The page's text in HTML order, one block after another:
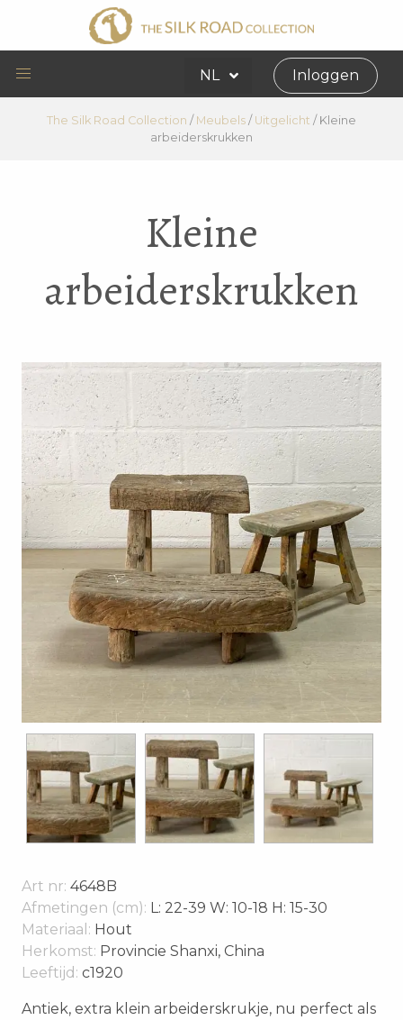
NL Inloggen
The Silk Road Collection / Meubels / Uitgelicht / Kleine
arbeiderskrukken
Kleine
arbeiderskrukken
Art nr: 4648B
Afmetingen (cm): L: 22-39 W: 10-18 H: 15-30
Materiaal: Hout
Herkomst: Provincie Shanxi, China
Leeftijd: c1920
Antiek, extra klein arbeiderskrukje, nu perfect als